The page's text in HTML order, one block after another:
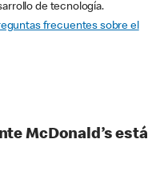
de tecnología.
frecuentes sobre el
McDonald’s está